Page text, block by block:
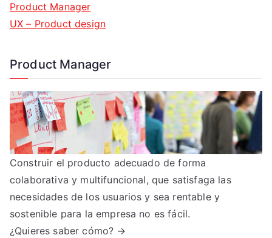
Product Manager
UX – Product design
Product Manager
Construir el producto adecuado de forma
colaborativa y multifuncional, que satisfaga las
necesidades de los usuarios y sea rentable y
sostenible para la empresa no es fácil.
¿Quieres saber cómo? →